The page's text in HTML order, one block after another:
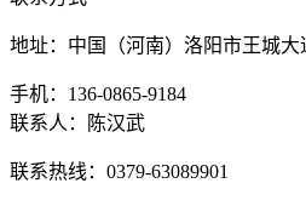
地址：中国（河南）洛阳市王城大
手机：136-0865-9184
联系人：陈汉武
联系热线：0379-63089901